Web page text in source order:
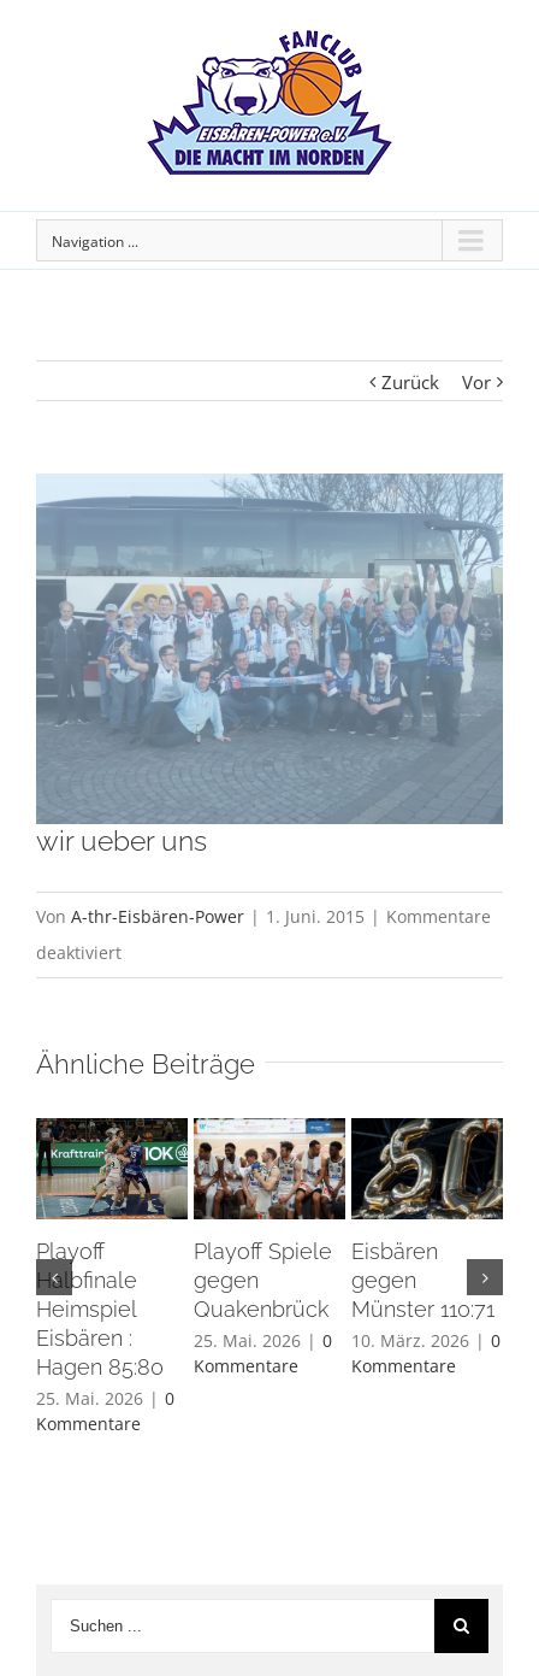
Navigation ...
Zurück Vor
wir ueber uns
Von A-thr-Eisbären-Power | 1. Juni. 2015 | Kommentare
deaktiviertfür
uns
Ähnliche Beiträge
Playoff
Halbfinale
Heimspiel
Eisbären :
Hagen 85:80
25. Mai. 2026 | 0
Kommentare
Playoff Spiele
gegen
Quakenbrück
25. Mai. 2026 | 0
Kommentare
Eisbären
gegen
Münster 110:71
10. März. 2026 | 0
Kommentare